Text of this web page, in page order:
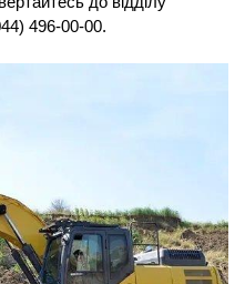
496-00-00.